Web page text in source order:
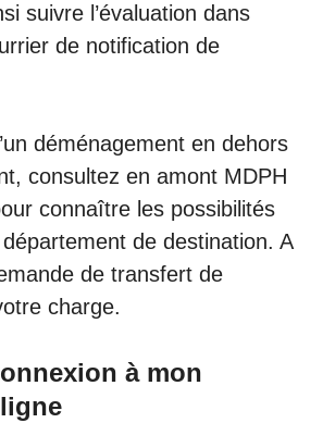
suivre l’évaluation dans
de notification de
déménagement en dehors
consultez en amont MDPH
connaître les possibilités
de destination. A
de transfert de
charge.
à mon